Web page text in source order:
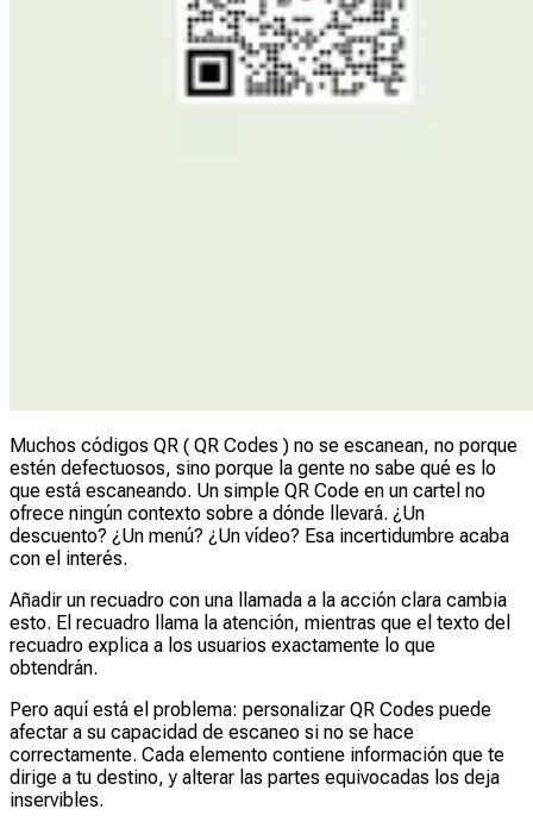
Muchos códigos QR ( QR Codes ) no se escanean, no porque
estén defectuosos, sino porque la gente no sabe qué es lo
que está escaneando. Un simple QR Code en un cartel no
ofrece ningún contexto sobre a dónde llevará. ¿Un
descuento? ¿Un menú? ¿Un vídeo? Esa incertidumbre acaba
con el interés.
Añadir un recuadro con una llamada a la acción clara cambia
esto. El recuadro llama la atención, mientras que el texto del
recuadro explica a los usuarios exactamente lo que
obtendrán.
Pero aquí está el problema: personalizar QR Codes puede
afectar a su capacidad de escaneo si no se hace
correctamente. Cada elemento contiene información que te
dirige a tu destino, y alterar las partes equivocadas los deja
inservibles.